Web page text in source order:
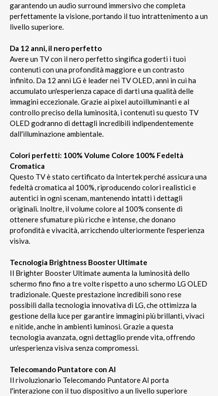
garantendo un audio surround immersivo che completa
perfettamente la visione, portando il tuo intrattenimento a un
livello superiore.
Da 12 anni, il nero perfetto
Avere un TV con il nero perfetto singifica goderti i tuoi
contenuti con una profondità maggiore e un contrasto
infinito. Da 12 anni LG è leader nei TV OLED, anni in cui ha
accumulato un'esperienza capace di darti una qualità delle
immagini eccezionale. Grazie ai pixel autoilluminanti e al
controllo preciso della luminosità, i contenuti su questo TV
OLED godranno di dettagli incredibili indipendentemente
dall'illuminazione ambientale.
Colori perfetti: 100% Volume Colore 100% Fedeltà
Cromatica
Questo TV è stato certificato da Intertek perché assicura una
fedeltà cromatica al 100%, riproducendo colori realistici e
autentici in ogni scenam, mantenendo intatti i dettagli
originali. Inoltre, il volume colore al 100% consente di
ottenere sfumature più ricche e intense, che donano
profondità e vivacità, arricchendo ulteriormente l'esperienza
visiva.
Tecnologia Brightness Booster Ultimate
Il Brighter Booster Ultimate aumenta la luminosità dello
schermo fino fino a tre volte rispetto a uno schermo LG OLED
tradizionale. Queste prestazione incredibili sono rese
possibili dalla tecnologia innovativa di LG, che ottimizza la
gestione della luce per garantire immagini più brillanti, vivaci
e nitide, anche in ambienti luminosi. Grazie a questa
tecnologia avanzata, ogni dettaglio prende vita, offrendo
un'esperienza visiva senza compromessi.
Telecomando Puntatore con AI
Il rivoluzionario Telecomando Puntatore AI porta
l'interazione con il tuo dispositivo a un livello superiore